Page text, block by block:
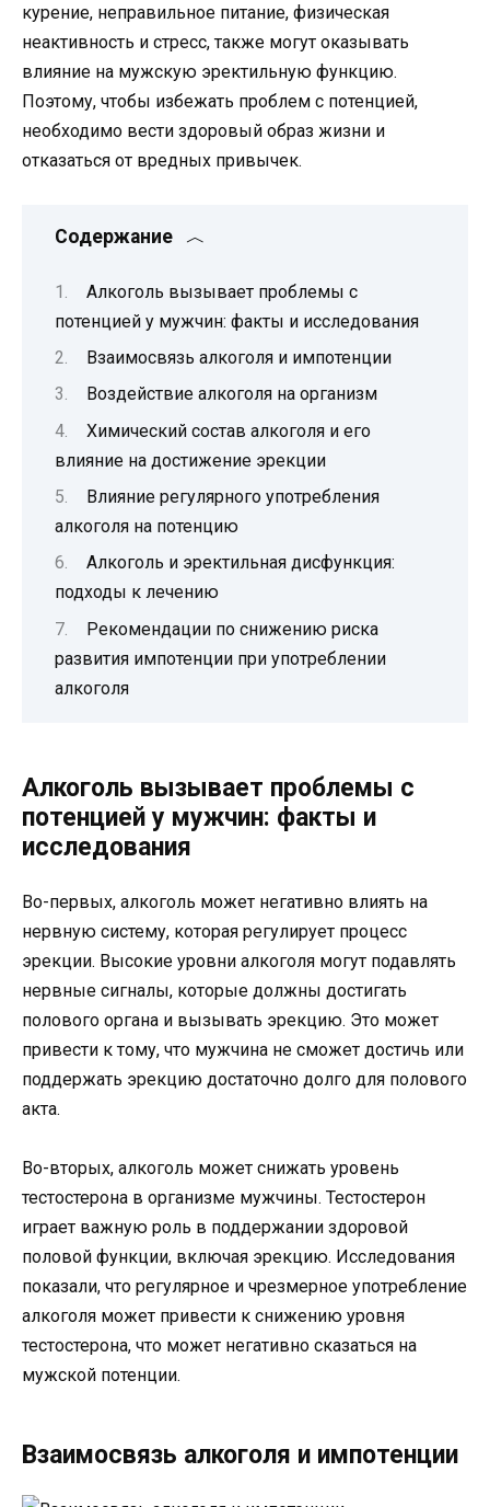
курение, неправильное питание, физическая
неактивность и стресс, также могут оказывать
влияние на мужскую эректильную функцию.
Поэтому, чтобы избежать проблем с потенцией,
необходимо вести здоровый образ жизни и
отказаться от вредных привычек.
Содержание
Алкоголь вызывает проблемы с
потенцией у мужчин: факты и исследования
Взаимосвязь алкоголя и импотенции
Воздействие алкоголя на организм
Химический состав алкоголя и его
влияние на достижение эрекции
Влияние регулярного употребления
алкоголя на потенцию
Алкоголь и эректильная дисфункция:
подходы к лечению
Рекомендации по снижению риска
развития импотенции при употреблении
алкоголя
Алкоголь вызывает проблемы с
потенцией у мужчин: факты и
исследования
Во-первых, алкоголь может негативно влиять на
нервную систему, которая регулирует процесс
эрекции. Высокие уровни алкоголя могут подавлять
нервные сигналы, которые должны достигать
полового органа и вызывать эрекцию. Это может
привести к тому, что мужчина не сможет достичь или
поддержать эрекцию достаточно долго для полового
акта.
Во-вторых, алкоголь может снижать уровень
тестостерона в организме мужчины. Тестостерон
играет важную роль в поддержании здоровой
половой функции, включая эрекцию. Исследования
показали, что регулярное и чрезмерное употребление
алкоголя может привести к снижению уровня
тестостерона, что может негативно сказаться на
мужской потенции.
Взаимосвязь алкоголя и импотенции